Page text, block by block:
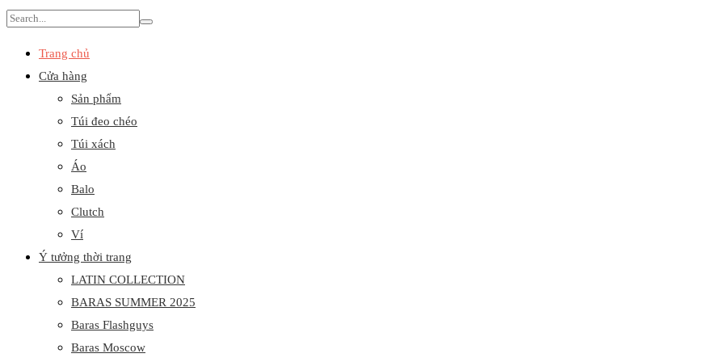
Search
Trang chủ
Cửa hàng
Sản phẩm
Túi đeo chéo
Túi xách
Áo
Balo
Clutch
Ví
Ý tưởng thời trang
LATIN COLLECTION
BARAS SUMMER 2025
Baras Flashguys
Baras Moscow